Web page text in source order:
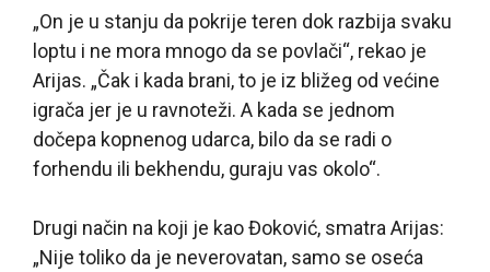
„On je u stanju da pokrije teren dok razbija svaku
loptu i ne mora mnogo da se povlači“, rekao je
Arijas. „Čak i kada brani, to je iz bližeg od većine
igrača jer je u ravnoteži. A kada se jednom
dočepa kopnenog udarca, bilo da se radi o
forhendu ili bekhendu, guraju vas okolo“.
Drugi način na koji je kao Đoković, smatra Arijas:
„Nije toliko da je neverovatan, samo se oseća